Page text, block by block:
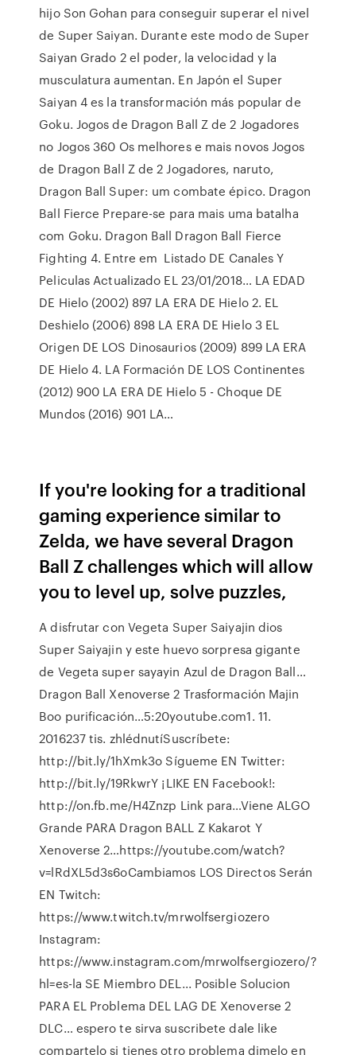
hijo Son Gohan para conseguir superar el nivel
de Super Saiyan. Durante este modo de Super
Saiyan Grado 2 el poder, la velocidad y la
musculatura aumentan. En Japón el Super
Saiyan 4 es la transformación más popular de
Goku. Jogos de Dragon Ball Z de 2 Jogadores
no Jogos 360 Os melhores e mais novos Jogos
de Dragon Ball Z de 2 Jogadores, naruto,
Dragon Ball Super: um combate épico. Dragon
Ball Fierce Prepare-se para mais uma batalha
com Goku. Dragon Ball Dragon Ball Fierce
Fighting 4. Entre em Listado DE Canales Y
Peliculas Actualizado EL 23/01/2018… LA EDAD
DE Hielo (2002) 897 LA ERA DE Hielo 2. EL
Deshielo (2006) 898 LA ERA DE Hielo 3 EL
Origen DE LOS Dinosaurios (2009) 899 LA ERA
DE Hielo 4. LA Formación DE LOS Continentes
(2012) 900 LA ERA DE Hielo 5 - Choque DE
Mundos (2016) 901 LA…
If you're looking for a traditional
gaming experience similar to
Zelda, we have several Dragon
Ball Z challenges which will allow
you to level up, solve puzzles,
A disfrutar con Vegeta Super Saiyajin dios
Super Saiyajin y este huevo sorpresa gigante
de Vegeta super sayayin Azul de Dragon Ball…
Dragon Ball Xenoverse 2 Trasformación Majin
Boo purificación…5:20youtube.com1. 11.
2016237 tis. zhlédnutíSuscríbete:
http://bit.ly/1hXmk3o Sígueme EN Twitter:
http://bit.ly/19RkwrY ¡LIKE EN Facebook!:
http://on.fb.me/H4Znzp Link para…Viene ALGO
Grande PARA Dragon BALL Z Kakarot Y
Xenoverse 2…https://youtube.com/watch?
v=lRdXL5d3s6oCambiamos LOS Directos Serán
EN Twitch:
https://www.twitch.tv/mrwolfsergiozero
Instagram:
https://www.instagram.com/mrwolfsergiozero/?
hl=es-la SE Miembro DEL... Posible Solucion
PARA EL Problema DEL LAG DE Xenoverse 2
DLC… espero te sirva suscribete dale like
compartelo si tienes otro problema dimelo en